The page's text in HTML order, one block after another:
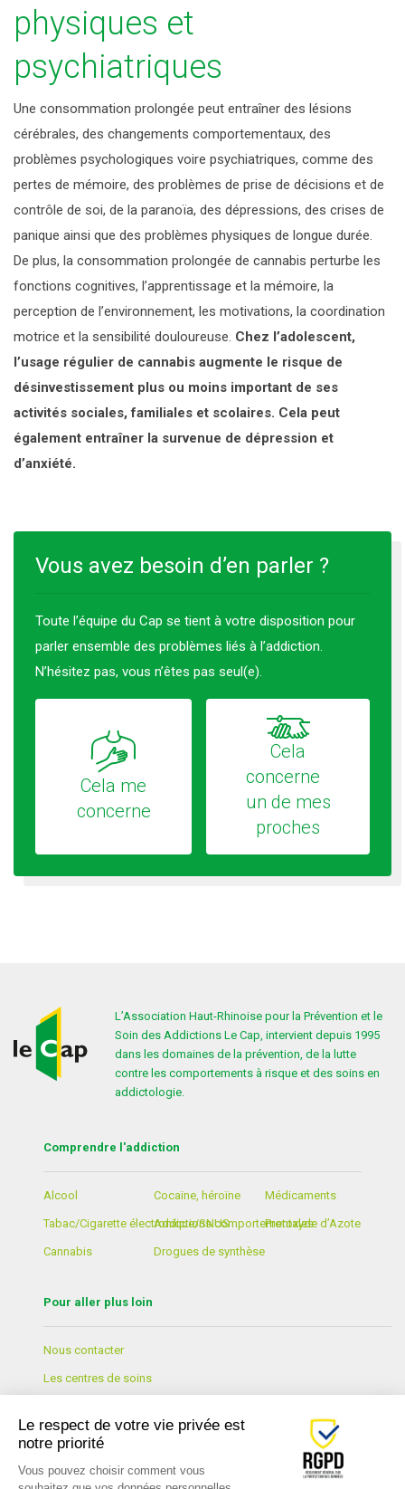
physiques et
psychiatriques
Une consommation prolongée peut entraîner des lésions
cérébrales, des changements comportementaux, des
problèmes psychologiques voire psychiatriques, comme des
pertes de mémoire, des problèmes de prise de décisions et de
contrôle de soi, de la paranoïa, des dépressions, des crises de
panique ainsi que des problèmes physiques de longue durée.
De plus, la consommation prolongée de cannabis perturbe les
fonctions cognitives, l’apprentissage et la mémoire, la
perception de l’environnement, les motivations, la coordination
motrice et la sensibilité douloureuse. Chez l’adolescent,
l’usage régulier de cannabis augmente le risque de
désinvestissement plus ou moins important de ses
activités sociales, familiales et scolaires. Cela peut
également entraîner la survenue de dépression et
d’anxiété.
Vous avez besoin d’en parler ?
Toute l’équipe du Cap se tient à votre disposition pour
parler ensemble des problèmes liés à l’addiction.
N’hésitez pas, vous n’êtes pas seul(e).
Cela me
concerne
Cela
concerne
un de mes
proches
L’Association Haut-Rhinoise pour la Prévention et le
Soin des Addictions Le Cap, intervient depuis 1995
dans les domaines de la prévention, de la lutte
contre les comportements à risque et des soins en
addictologie.
Comprendre l'addiction
Alcool
Tabac/Cigarette électronique/SNUS
Cannabis
Cocaïne, héroïne
Addictions comportementales
Drogues de synthèse
Médicaments
Protoxyde d’Azote
Pour aller plus loin
Nous contacter
Les centres de soins
Lexique
Le respect de votre vie privée est
notre priorité
Vous pouvez choisir comment vous